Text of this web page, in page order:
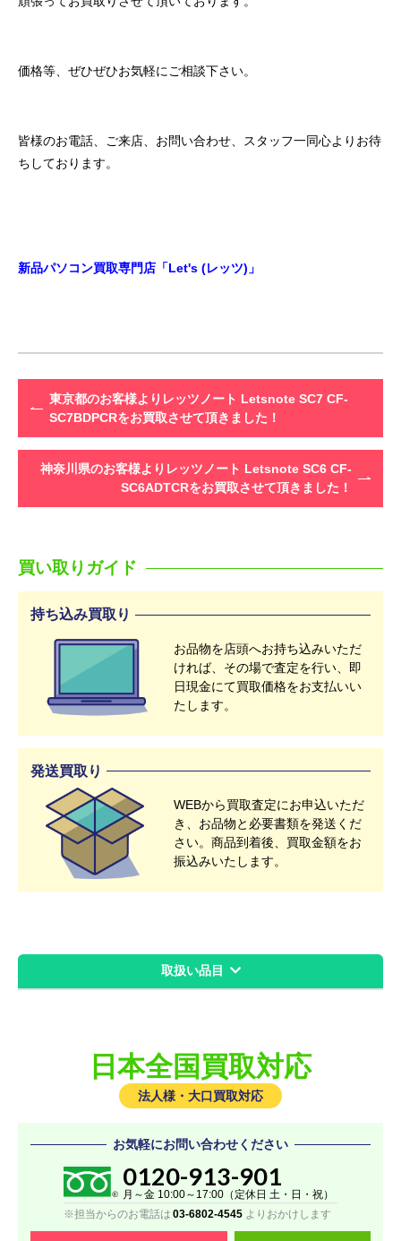
価格等、ぜひぜひお気軽にご相談下さい。
皆様のお電話、ご来店、お問い合わせ、スタッフ一同心よりお待
ちしております。
新品パソコン買取専門店「Let's (レッツ)」
東京都のお客様よりレッツノート Letsnote SC7 CF-
SC7BDPCRをお買取させて頂きました！
神奈川県のお客様よりレッツノート Letsnote SC6 CF-
SC6ADTCRをお買取させて頂きました！
買い取りガイド
持ち込み買取り
お品物を店頭へお持ち込みいただ
ければ、その場で査定を行い、即
日現金にて買取価格をお支払いい
たします。
発送買取り
WEBから買取査定にお申込いただ
き、お品物と必要書類を発送くだ
さい。商品到着後、買取金額をお
振込みいたします。
取扱い品目
レッツノートタフブック
レッツノートSVシリーズ
レッツノート LVシリーズ
レッツノート FVシリーズ
レッツノート SRシリーズ
日本全国買取対応
法人様・大口買取対応
お気軽にお問い合わせください
0120-913-901
月～金 10:00～17:00（定休日 土・日・祝）
※担当からのお電話は 03-6802-4545 よりおかけします